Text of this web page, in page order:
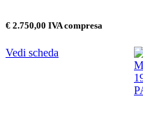
€ 2.750,00 IVA compresa
Vedi scheda